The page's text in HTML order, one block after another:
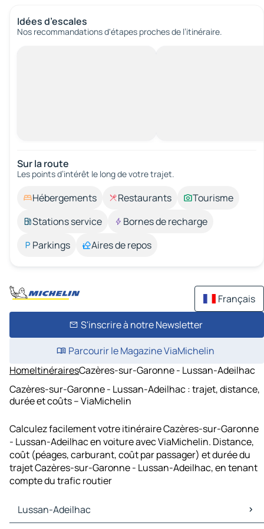
Idées d’escales
Nos recommandations d'étapes proches de l’itinéraire.
Sur la route
Les points d’intérêt le long de votre trajet.
Hébergements Restaurants
Tourisme
Stations service
Bornes de recharge
Parkings
Aires de repos
Français
S'inscrire à notre Newsletter
Parcourir le Magazine ViaMichelin
HomeItinérairesCazères-sur-Garonne - Lussan-Adeilhac
Cazères-sur-Garonne - Lussan-Adeilhac : trajet, distance,
durée et coûts – ViaMichelin
Calculez facilement votre itinéraire Cazères-sur-Garonne
- Lussan-Adeilhac en voiture avec ViaMichelin. Distance,
coût (péages, carburant, coût par passager) et durée du
trajet Cazères-sur-Garonne - Lussan-Adeilhac, en tenant
compte du trafic routier
Lussan-Adeilhac